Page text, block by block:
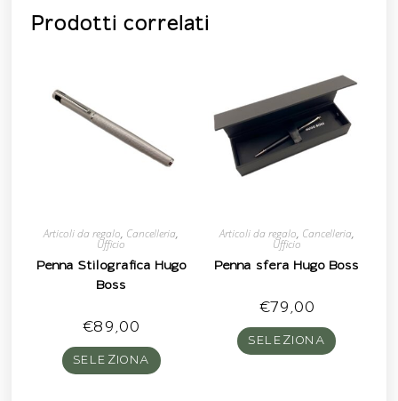
Prodotti correlati
Articoli da regalo, Cancelleria,
Ufficio
Penna Stilografica Hugo
Boss
€89,00
SELEZIONA
Articoli da regalo, Cancelleria,
Ufficio
Penna sfera Hugo Boss
€79,00
SELEZIONA